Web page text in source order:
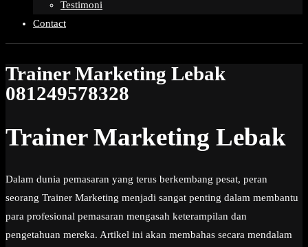
Testimoni
Contact
Trainer Marketing Lebak
081249578328
Trainer Marketing Lebak
Dalam dunia pemasaran yang terus berkembang pesat, peran
seorang Trainer Marketing menjadi sangat penting dalam membantu
para profesional pemasaran mengasah keterampilan dan
pengetahuan mereka. Artikel ini akan membahas secara mendalam